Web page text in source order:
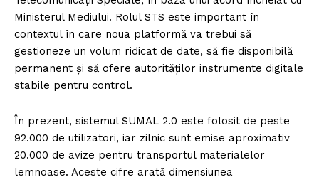
Ministerul Mediului. Rolul STS este important în
contextul în care noua platformă va trebui să
gestioneze un volum ridicat de date, să fie disponibilă
permanent și să ofere autorităților instrumente digitale
stabile pentru control.
În prezent, sistemul SUMAL 2.0 este folosit de peste
92.000 de utilizatori, iar zilnic sunt emise aproximativ
20.000 de avize pentru transportul materialelor
lemnoase. Aceste cifre arată dimensiunea